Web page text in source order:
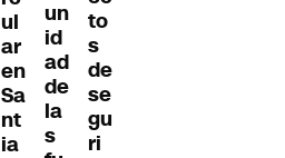
ul
ar
en
Sa
nt
ia
un
id
ad
de
la
s
to
s
de
se
gu
ri